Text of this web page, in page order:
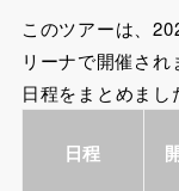
このツアーは、
リーナで開催さ
日程をまとめまし
日程